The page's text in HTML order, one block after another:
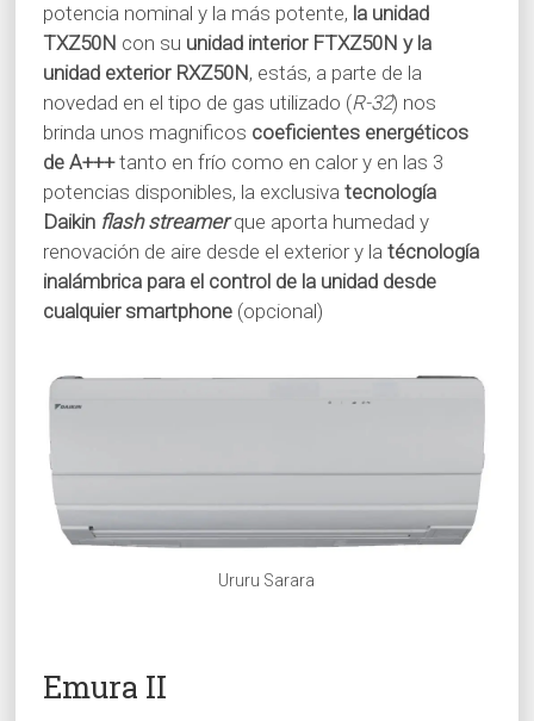
potencia nominal y la más potente, la unidad
TXZ50N con su unidad interior FTXZ50N y la
unidad exterior RXZ50N, estás, a parte de la
novedad en el tipo de gas utilizado (R-32) nos
brinda unos magnificos coeficientes energéticos
de A+++tanto en frío como en calor y en las 3
potencias disponibles, la exclusiva tecnología
Daikin flash streamer que aporta humedad y
renovación de aire desde el exterior y la técnología
inalámbrica para el control de la unidad desde
cualquier smartphone(opcional)
Ururu Sarara
Emura II